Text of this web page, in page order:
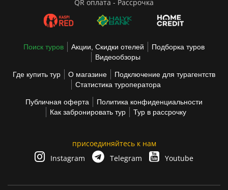
QR оплата - Рассрочка
Поиск туров Акции, Скидки отелей
Подборка туров
Видеообзоры
Где купить тур О магазине
Подключение для турагентств
Статистика туроператора
Публичная оферта
Политика конфиденциальности
Как забронировать тур
Тур в рассрочку
присоединяйтесь к нам
Instagram
Telegram Youtube